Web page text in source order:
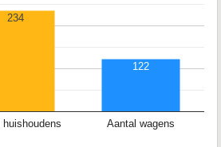
huishoudens Aantal wagens
234
122